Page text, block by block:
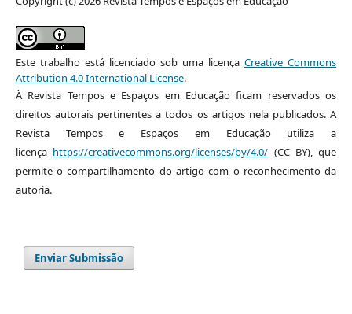
Este trabalho está licenciado sob uma licençaCreative Commons
Attribution 4.0 International License.
À Revista Tempos e Espaços em Educação ficam reservados os
direitos autorais pertinentes a todos os artigos nela publicados. A
Revista Tempos e Espaços em Educação utiliza a
licença https://creativecommons.org/licenses/by/4.0/ (CC BY), que
permite o compartilhamento do artigo com o reconhecimento da
autoria.
Enviar Submissão